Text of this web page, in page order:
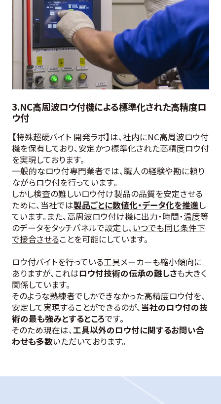
3.NC高周波ロウ付機による標準化された高精度ロ
ウ付
【特殊超硬バイト 開発ラボ】は、社内にNC高周波ロウ付
機を保有しており、安定かつ標準化された高精度ロウ付
を実現しております。
一般的なロウ付専門業者では、職人の経験や勘に頼り
ながらロウ付を行っています。
しかし検査の難しいロウ付け製品の品質を安定させる
ために、当社では製品ごとに数値化・データ化を推進し
ています。また、高周波ロウ付け機に出力・時間・温度等
のデータをタッチパネルで設定し、 いつでも同じ条件下
で接合させることを可能にしています。
ロウ付バイトを行っている工具メーカーも縮小傾向に
ありますが、これはロウ付技術の伝承の難しさも大きく
関係しています。
そのような熟練者でしかできなかった高精度ロウ付を、
安定して実現することができるのが、 当社のロウ付の技
術の最も強みとするところです。
そのため現在は、工具以外のロウ付に関するお問い合
わせも多数いただいております。